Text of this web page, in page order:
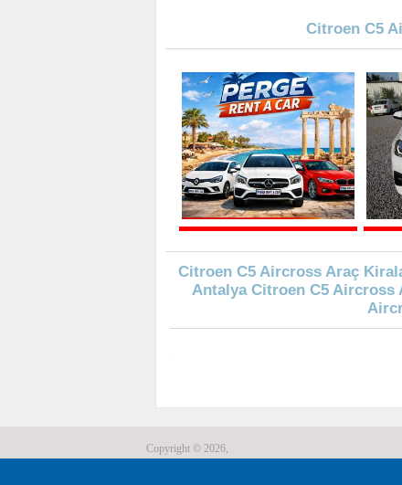
Citroen C5
Citroen C5 Aircross Araç
Antalya Citroen C5 Aircross
Copyright © 2026,